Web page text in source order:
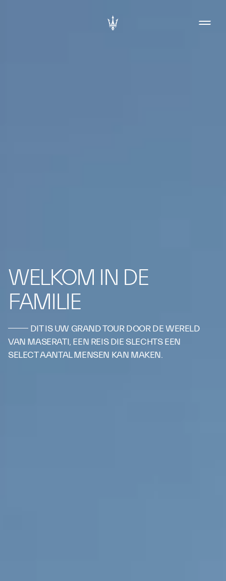
WELKOM IN DE
FAMILIE
DIT IS UW GRAND TOUR DOOR DE WERELD
VAN MASERATI, EEN REIS DIE SLECHTS EEN
SELECT AANTAL MENSEN KAN MAKEN.